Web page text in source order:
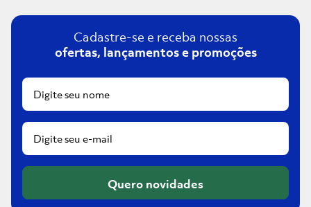
Cadastre-se e receba nossas
ofertas, lançamentos e promoções
Quero novidades